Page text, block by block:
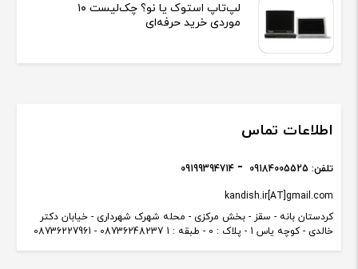
لپ‌تاپ استوک یا نو؟ چک‌لیست ۱۰
موردی خرید حرفه‌ای
اطلاعات تماس
کردستان بانه - سقز - بخش مرکزی - محله شهرک شهرداری - خیابان دکتر
خالدی - کوچه یاس 1 - پلاک : 0 - طبقه : 1 08736248237 - 08736227961
kandish.ir[AT]gmail.com
تلفن: 09184005525
09199394714